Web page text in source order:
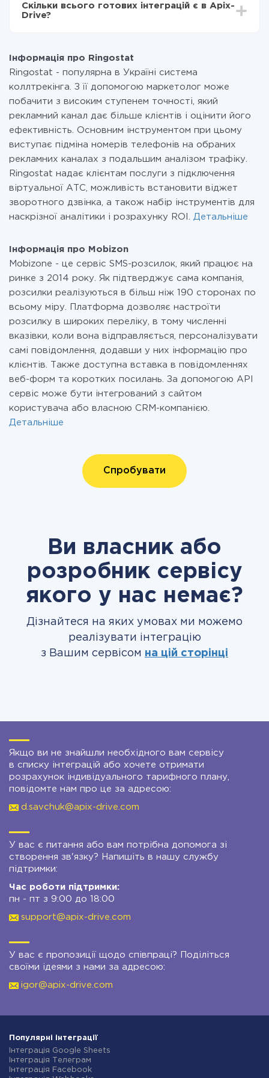
Ви оплачуєте лише кількість даних, які за фактом
передаються з однієї вашої системи в іншу через
при необхідності. Детальніше про
Скільки всього готових інтеграцій є в Apix-
Drive?
Інформація про Ringostat
Ringostat - популярна в Україні система
коллтрекінга. З її допомогою маркетолог може
побачити з високим ступенем точності, який
рекламний канал дає більше клієнтів і оцінити його
ефективність. Основним інструментом при цьому
виступає підміна номерів телефонів на обраних
рекламних каналах з подальшим аналізом трафіку.
Ringostat надає клієнтам послуги з підключення
віртуальної АТС, можливість встановити віджет
зворотного дзвінка, а також набір інструментів для
наскрізної аналітики і розрахунку ROI. Детальніше
Інформація про Mobizon
Mobizone - це сервіс SMS-розсилок, який працює на
ринке з 2014 року. Як підтверджує сама компанія,
розсилки реалізуються в більш ніж 190 сторонах по
всьому міру. Платформа дозволяє настроїти
розсилку в широких переліку, в тому численні
вказівки, коли вона відправляється, персоналізувати
самі повідомлення, додавши у них інформацію про
клієнтів. Также доступна вставка в повідомленнях
веб-форм та коротких посилань. За допомогою API
сервіс може бути інтегрований з сайтом
користувача або власною CRM-компанією.
Детальніше
Спробувати
Ви власник або
розробник сервісу
якого у нас немає?
Дізнайтеся на яких умовах ми можемо
реалізувати інтеграцію
з Вашим сервісом на цій сторінці
Якщо ви не знайшли необхідного вам сервісу
в списку інтеграцій або хочете отримати
розрахунок індивідуального тарифного плану,
повідомте нам про це за адресою:
d.savchuk@apix-drive.com
У вас є питання або вам потрібна допомога зі
створення зв'язку? Напишіть в нашу службу
підтримки:
Час роботи підтримки:
пн - пт з 9:00 до 18:00
support@apix-drive.com
У вас є пропозиції щодо співпраці? Поділіться
своїми ідеями з нами за адресою:
igor@apix-drive.com
Популярні інтеграції
Інтеграція Google Sheets
Інтеграція Телеграм
Інтеграція Facebook